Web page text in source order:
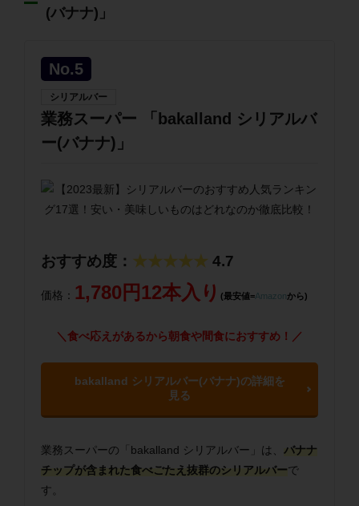
(バナナ)」
No.5
シリアルバー
業務スーパー 「bakalland シリアルバ
ー(バナナ)」
おすすめ度： ★★★★★ 4.7
価格： 1,780円12本入り (最安値=Amazonから)
＼食べ応えがあるから朝食や間食におすすめ！／
bakalland シリアルバー(バナナ)の詳細を
見る
業務スーパーの「bakalland シリアルバー」は、 バナナ
チップが含まれた食べごたえ抜群のシリアルバーで
す。